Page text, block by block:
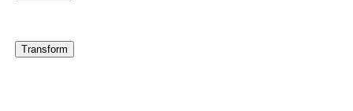
Transform